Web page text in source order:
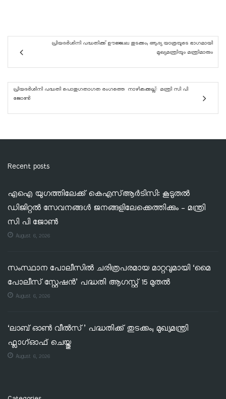
പ്രിയദർശിനി പദ്ധതിക്ക് ഊജ്ജ്വല തുടക്കം; ആദ്യ യാത്രയുടെ ഭാഗമായി
മുഖ്യമന്ത്രിയും മന്ത്രിമാരും
പ്രിയദർശിനി പദ്ധതി പൊതുഗതാഗത രംഗത്തെ നാഴികക്കല്ല്: മന്ത്രി സി പി
ജോൺ
Recent posts
എഐ യുഗത്തിലേക്ക് കെഎസ്ആർടിസി: കൂടുതൽ
ഡിജിറ്റൽ സേവനങ്ങൾ ജനങ്ങളിലേക്കെത്തിക്കും – മന്ത്രി
സി പി ജോൺ
August 6, 2026
സംസ്ഥാന പോലീസിൽ ചരിത്രപരമായ മാറ്റവുമായി ‘മൈ
പോലീസ് സ്റ്റേഷൻ’ പദ്ധതി ആഗസ്റ്റ് 15 മുതൽ
August 6, 2026
‘ലാബ് ഓൺ വീൽസ്’ പദ്ധതിക്ക് തുടക്കം; മുഖ്യമന്ത്രി
ഫ്ലാഗ്ഓഫ് ചെയ്തു
August 6, 2026